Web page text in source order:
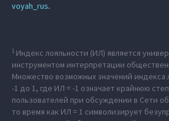
voyah_rus.
1 Индекс лояльности (ИЛ) является
инструментом интерпретации
Множество возможных значений индекса
-1 до 1, где ИЛ = -1 означает крайнюю
пользователей при обсуждении в Сети
то время как ИЛ = 1 символизирует